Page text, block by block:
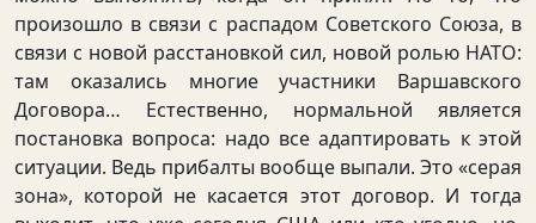
произошло в связи с распадом Советского Союза, в
связи с новой расстановкой сил, новой ролью НАТО:
там оказались многие участники Варшавского
Договора… Естественно, нормальной является
постановка вопроса: надо все адаптировать к этой
ситуации. Ведь прибалты вообще выпали. Это «серая
зона», которой не касается этот договор. И тогда